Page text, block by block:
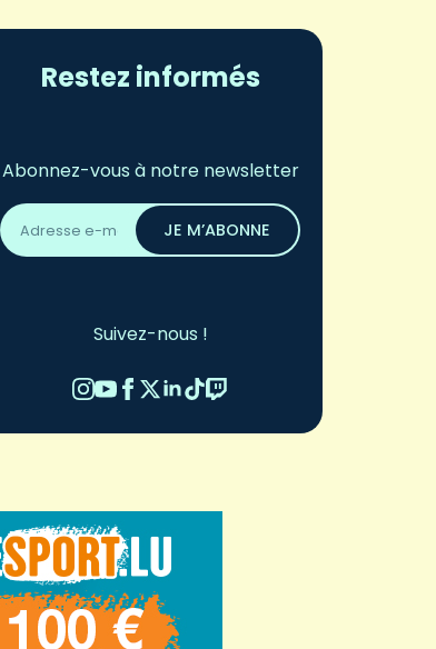
Restez informés
Abonnez-vous à notre newsletter
Adresse
email
*
JE M’ABONNE
Suivez-nous !